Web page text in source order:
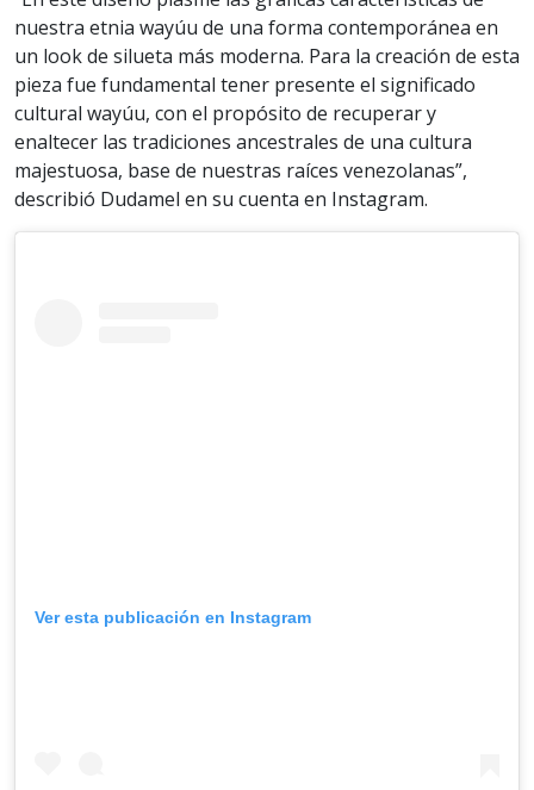
nuestra etnia wayúu de una forma contemporánea en
un look de silueta más moderna. Para la creación de esta
pieza fue fundamental tener presente el significado
cultural wayúu, con el propósito de recuperar y
enaltecer las tradiciones ancestrales de una cultura
majestuosa, base de nuestras raíces venezolanas”,
describió Dudamel en su cuenta en Instagram.
Ver esta publicación en Instagram